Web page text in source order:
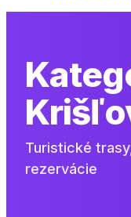
Turistické
rezervácie